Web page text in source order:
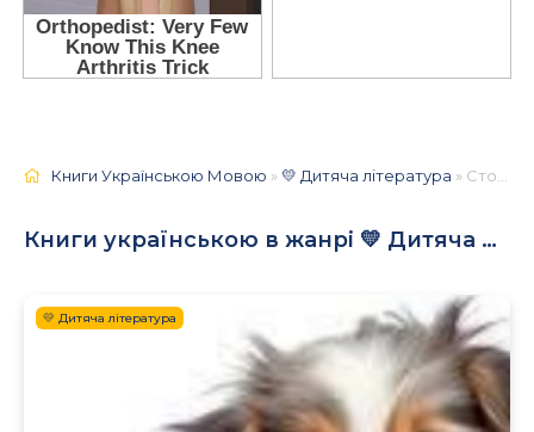
Книги Українською Мовою »💛 Дитяча література » Сторінка 22
Книги українською в жанрі 💛 Дитяча література
💛 Дитяча література